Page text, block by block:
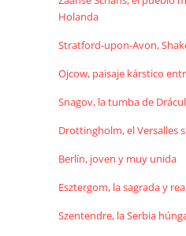
Holanda
Stratford-upon-Avon,
Ojcow, paisaje kárstico
Snagov, la tumba de
Drottingholm, el Versalles
Berlín, joven y muy unida
Esztergom, la sagrada y
Szentendre, la Serbia